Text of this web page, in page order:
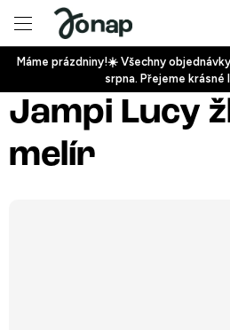
obsah
Máme prázdniny!☀️ Všechny
srpna. Přejeme krásné
Jampi Lucy
melír